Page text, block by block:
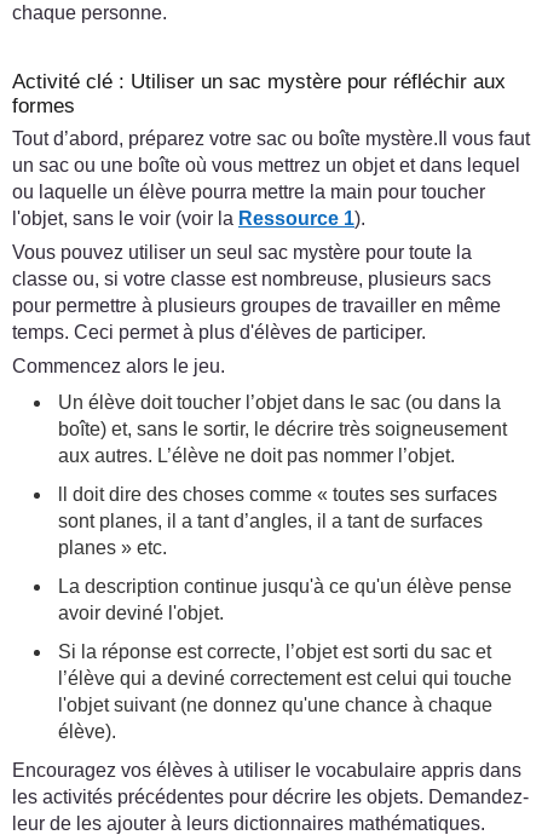
chaque personne.
Activité clé : Utiliser un sac mystère pour réfléchir aux
formes
Tout d’abord, préparez votre sac ou boîte mystère.Il vous faut
un sac ou une boîte où vous mettrez un objet et dans lequel
ou laquelle un élève pourra mettre la main pour toucher
l'objet, sans le voir (voir la Ressource 1).
Vous pouvez utiliser un seul sac mystère pour toute la
classe ou, si votre classe est nombreuse, plusieurs sacs
pour permettre à plusieurs groupes de travailler en même
temps. Ceci permet à plus d'élèves de participer.
Commencez alors le jeu.
Un élève doit toucher l’objet dans le sac (ou dans la
boîte) et, sans le sortir, le décrire très soigneusement
aux autres. L’élève ne doit pas nommer l’objet.
ll doit dire des choses comme « toutes ses surfaces
sont planes, il a tant d’angles, il a tant de surfaces
planes » etc.
La description continue jusqu'à ce qu'un élève pense
avoir deviné l'objet.
Si la réponse est correcte, l’objet est sorti du sac et
l’élève qui a deviné correctement est celui qui touche
l'objet suivant (ne donnez qu'une chance à chaque
élève).
Encouragez vos élèves à utiliser le vocabulaire appris dans
les activités précédentes pour décrire les objets. Demandez-
leur de les ajouter à leurs dictionnaires mathématiques.